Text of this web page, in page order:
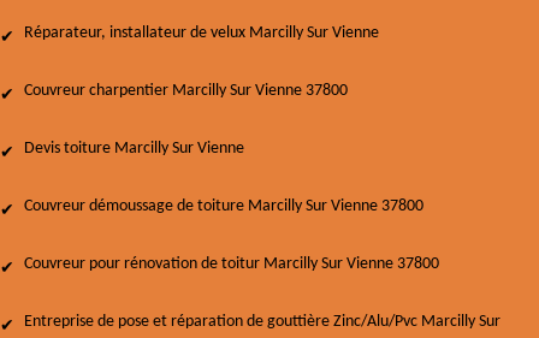
Réparateur, installateur de velux Marcilly Sur Vienne
Couvreur charpentier Marcilly Sur Vienne 37800
Devis toiture Marcilly Sur Vienne
Couvreur démoussage de toiture Marcilly Sur Vienne 37800
Couvreur pour rénovation de toitur Marcilly Sur Vienne 37800
Entreprise de pose et réparation de gouttière Zinc/Alu/Pvc Marcilly Sur